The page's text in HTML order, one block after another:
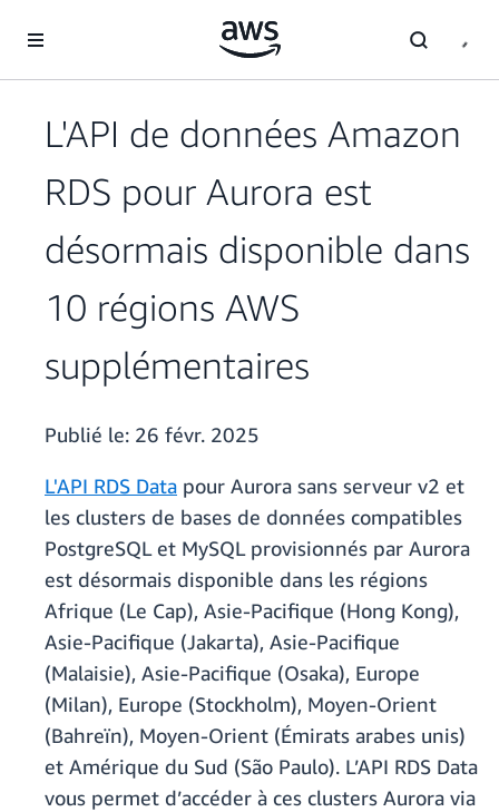
L'API de données Amazon
RDS pour Aurora est
désormais disponible dans
10 régions AWS
supplémentaires
Publié le: 26 févr. 2025
L'API RDS Data pour Aurora sans serveur v2 et
les clusters de bases de données compatibles
PostgreSQL et MySQL provisionnés par Aurora
est désormais disponible dans les régions
Afrique (Le Cap), Asie-Pacifique (Hong Kong),
Asie-Pacifique (Jakarta), Asie-Pacifique
(Malaisie), Asie-Pacifique (Osaka), Europe
(Milan), Europe (Stockholm), Moyen-Orient
(Bahreïn), Moyen-Orient (Émirats arabes unis)
et Amérique du Sud (São Paulo). L’API RDS Data
vous permet d’accéder à ces clusters Aurora via